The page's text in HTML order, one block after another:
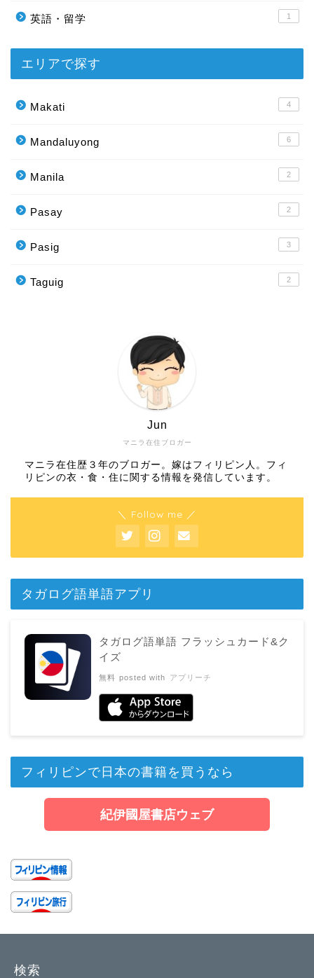
英語・留学 1
エリアで探す
Makati 4
Mandaluyong 6
Manila 2
Pasay 2
Pasig 3
Taguig 2
マニラ在住ブロガー
Jun
マニラ在住歴３年のブロガー。嫁はフィリピン人。フィ
リピンの衣・食・住に関する情報を発信しています。
＼ Follow me ／
タガログ語単語アプリ
タガログ語単語 フラッシュカード&ク
イズ
無料 posted with アプリーチ
フィリピンで日本の書籍を買うなら
紀伊國屋書店ウェブ
検索